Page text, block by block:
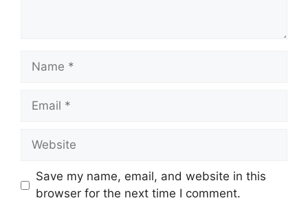
Name
Email
Website
Save my name, email, and website in this
browser for the next time I comment.